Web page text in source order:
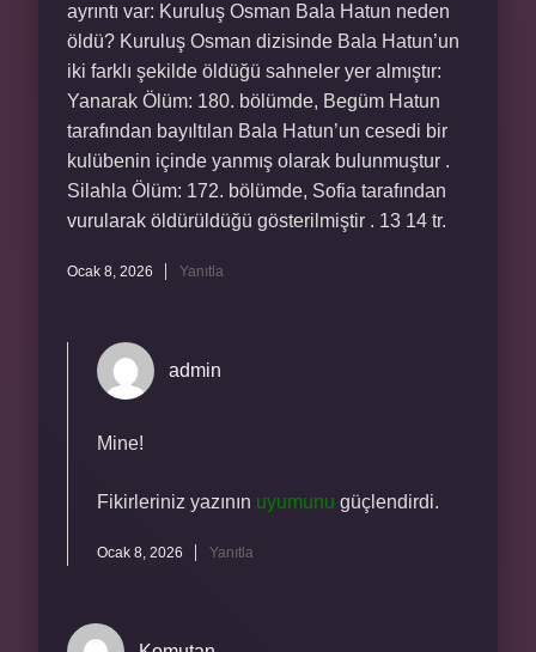
ayrıntı var: Kuruluş Osman Bala Hatun neden
öldü? Kuruluş Osman dizisinde Bala Hatun’un
iki farklı şekilde öldüğü sahneler yer almıştır:
Yanarak Ölüm: 180. bölümde, Begüm Hatun
tarafından bayıltılan Bala Hatun’un cesedi bir
kulübenin içinde yanmış olarak bulunmuştur .
Silahla Ölüm: 172. bölümde, Sofia tarafından
vurularak öldürüldüğü gösterilmiştir . 13 14 tr.
Ocak 8, 2026 Yanıtla
admin
Mine!
Fikirleriniz yazının uyumunu güçlendirdi.
Ocak 8, 2026 Yanıtla